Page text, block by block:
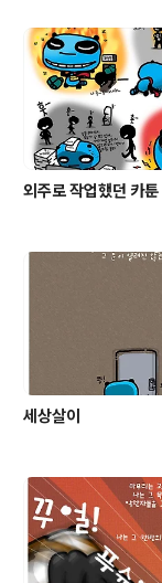
외주로 작업했던 카툰
세상살이